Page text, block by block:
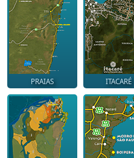
PRAIAS ITACARÉ